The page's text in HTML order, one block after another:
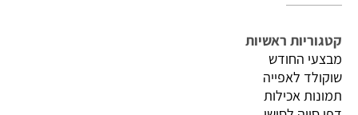
קטגוריות ראשיות
מבצעי החודש
שוקולד לאפייה
תמונות אכילות